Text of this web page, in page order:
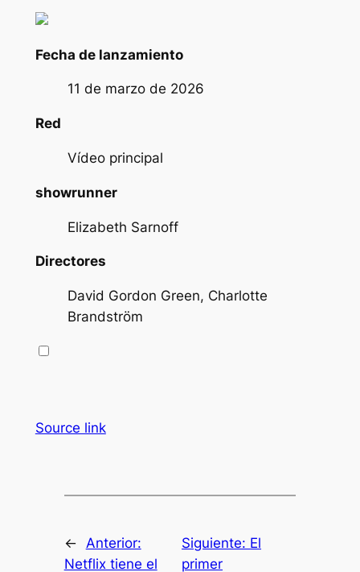
Fecha de lanzamiento
11 de marzo de 2026
Red
Vídeo principal
showrunner
Elizabeth Sarnoff
Directores
David Gordon Green, Charlotte
Brandström
Source link
←
Anterior:
Netflix tiene el
Siguiente: El
primer